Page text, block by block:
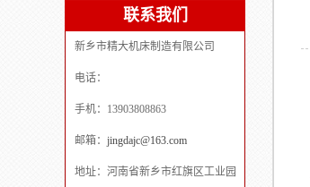
联系我们
新乡市精大机床制造有限公司
电话：
手机：13903808863
邮箱： jingdajc@163.com
地址：河南省新乡市红旗区工业园